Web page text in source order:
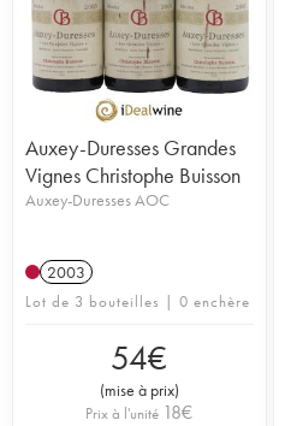
Auxey-Duresses Grandes
Vignes Christophe Buisson
Auxey-Duresses AOC
2003
Lot de 3 bouteilles | 0 enchère
54€
(mise à prix)
Prix à l'unité 18€